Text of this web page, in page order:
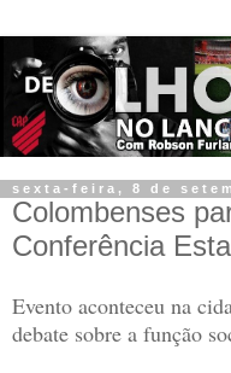
sexta-feira, 8 de
Colombenses
Conferência
Evento aconteceu na
debate sobre a função